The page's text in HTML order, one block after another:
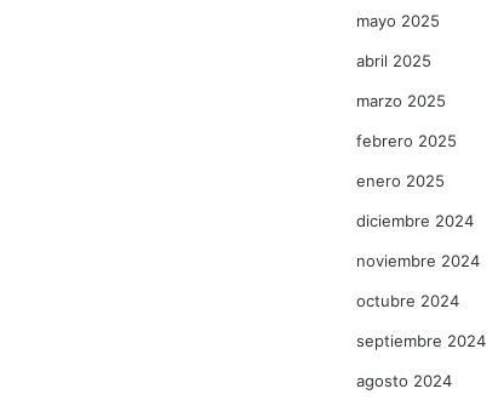
mayo 2025
abril 2025
marzo 2025
febrero 2025
enero 2025
diciembre 2024
noviembre 2024
octubre 2024
septiembre 2024
agosto 2024